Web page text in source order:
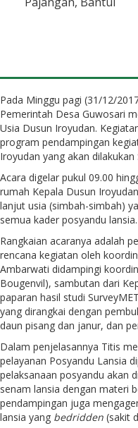
Pada Minggu pagi (31/12/
Pemerintah Desa Guwosari
Usia Dusun Iroyudan.
program pendampingan
Iroyudan yang akan dilakukan
Acara digelar pukul 09.00
rumah Kepala Dusun
lanjut usia (simbah-simbah)
semua kader posyandu lansia.
Rangkaian acaranya adalah
rencana kegiatan oleh
Ambarwati didampingi
Bougenvil), sambutan dari
paparan hasil studi
yang dirangkai dengan
daun pisang dan janur, dan
Dalam penjelasannya Titis
pelayanan Posyandu Lansia
pelaksanaan posyandu akan
senam lansia dengan materi
pendampingan juga
lansia yang bedridden (sakit